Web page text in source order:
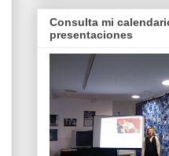
Consulta mi
presentaciones